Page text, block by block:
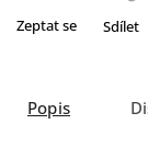
Zeptat se Sdílet
Popis